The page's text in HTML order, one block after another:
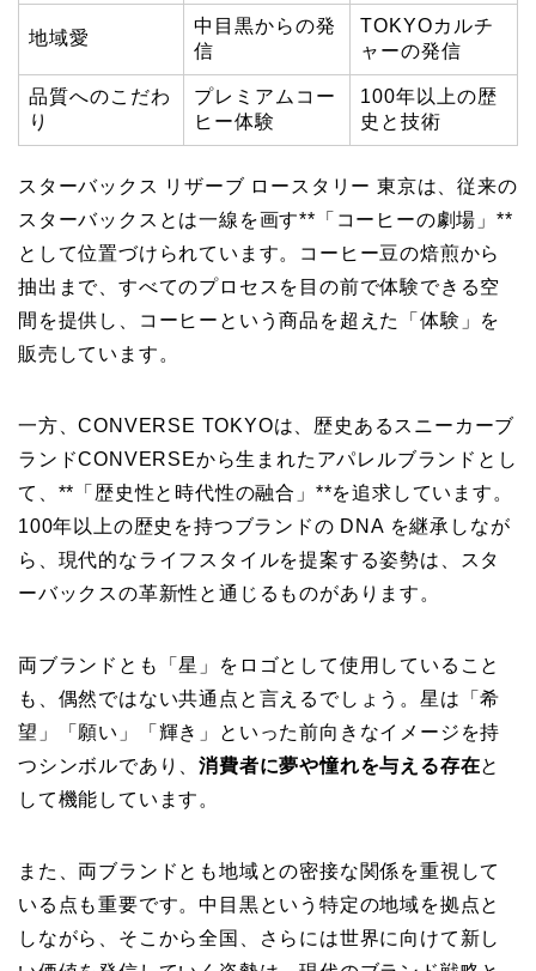
地域愛
中目黒からの発
信
TOKYOカルチ
ャーの発信
品質へのこだわ
り
プレミアムコー
ヒー体験
100年以上の歴
史と技術
スターバックス リザーブ ロースタリー 東京は、従来の
スターバックスとは一線を画す**「コーヒーの劇場」**
として位置づけられています。コーヒー豆の焙煎から
抽出まで、すべてのプロセスを目の前で体験できる空
間を提供し、コーヒーという商品を超えた「体験」を
販売しています。
一方、CONVERSE TOKYOは、歴史あるスニーカーブ
ランドCONVERSEから生まれたアパレルブランドとし
て、**「歴史性と時代性の融合」**を追求しています。
100年以上の歴史を持つブランドの DNA を継承しなが
ら、現代的なライフスタイルを提案する姿勢は、スタ
ーバックスの革新性と通じるものがあります。
両ブランドとも「星」をロゴとして使用していること
も、偶然ではない共通点と言えるでしょう。星は「希
望」「願い」「輝き」といった前向きなイメージを持
つシンボルであり、消費者に夢や憧れを与える存在と
して機能しています。
また、両ブランドとも地域との密接な関係を重視して
いる点も重要です。中目黒という特定の地域を拠点と
しながら、そこから全国、さらには世界に向けて新し